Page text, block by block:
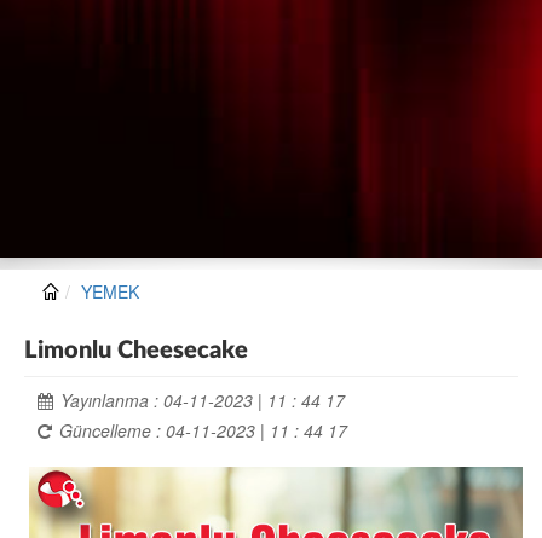
YEMEK
Limonlu Cheesecake
Yayınlanma : 04-11-2023 | 11 : 44 17
Güncelleme : 04-11-2023 | 11 : 44 17